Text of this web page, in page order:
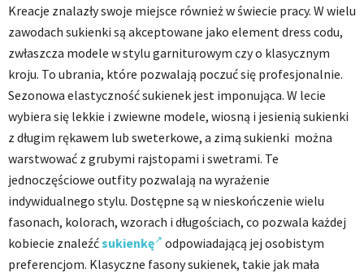
Kreacje znalazły swoje miejsce również w świecie pracy. W wielu
zawodach sukienki są akceptowane jako element dress codu,
zwłaszcza modele w stylu garniturowym czy o klasycznym
kroju. To ubrania, które pozwalają poczuć się profesjonalnie.
Sezonowa elastyczność sukienek jest imponująca. W lecie
wybiera się lekkie i zwiewne modele, wiosną i jesienią sukienki
z długim rękawem lub sweterkowe, a zimą sukienki można
warstwować z grubymi rajstopami i swetrami. Te
jednoczęściowe outfity pozwalają na wyrażenie
indywidualnego stylu. Dostępne są w nieskończenie wielu
fasonach, kolorach, wzorach i długościach, co pozwala każdej
kobiecie znaleźćsukienkę
odpowiadającą jej osobistym
preferencjom. Klasyczne fasony sukienek, takie jak mała